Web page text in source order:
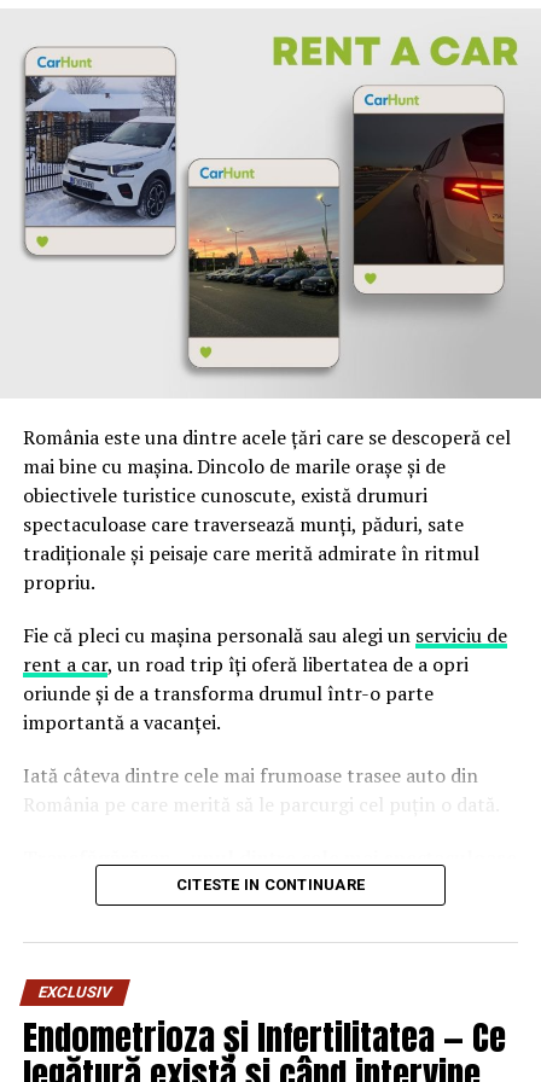
ArticolulTrei generaţii ar putea fi afectate de efectele
îngrozitoare ale Holocaustuluiapare prima dată în
Ziarul Nationalul.
ARTICOLE PE ACEIASI TEMA:
Telekom incalca legea in mod repetat
Prima editie a jocurilor sportive pe plaja adaptate
pentru persoanele cu dizabilitati si utilizatori de fotoliu
rulant – AJCSPH Summer Sports
România este una dintre acele țări care se descoperă cel
mai bine cu mașina. Dincolo de marile orașe și de
obiectivele turistice cunoscute, există drumuri
spectaculoase care traversează munți, păduri, sate
tradiționale și peisaje care merită admirate în ritmul
propriu.
Fie că pleci cu mașina personală sau alegi un serviciu de
rent a car, un road trip îți oferă libertatea de a opri
oriunde și de a transforma drumul într-o parte
importantă a vacanței.
Iată câteva dintre cele mai frumoase trasee auto din
România pe care merită să le parcurgi cel puțin o dată.
drumuri din Europa
Probabil cel mai cunoscut traseu auto din România,
Drumul traversează Munții Făgăraș și oferă priveliști
impresionante, serpentine spectaculoase și numeroase
locuri unde merită să faci o oprire.
CITESTE IN CONTINUARE
EXCLUSIV
Endometrioza și Infertilitatea — Ce